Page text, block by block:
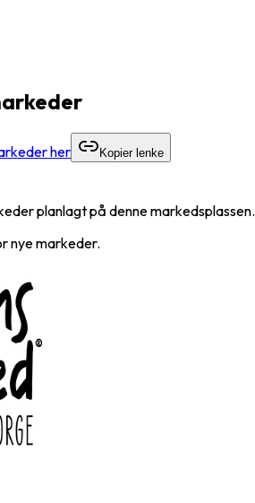
her Kopier lenke
planlagt på denne markedsplassen.
nye markeder.